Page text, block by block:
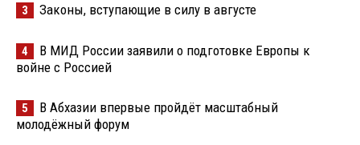
3 Законы, вступающие в силу в августе
4
В МИД России заявили о подготовке Европы к
войне с Россией
5
В Абхазии впервые пройдёт масштабный
молодёжный форум